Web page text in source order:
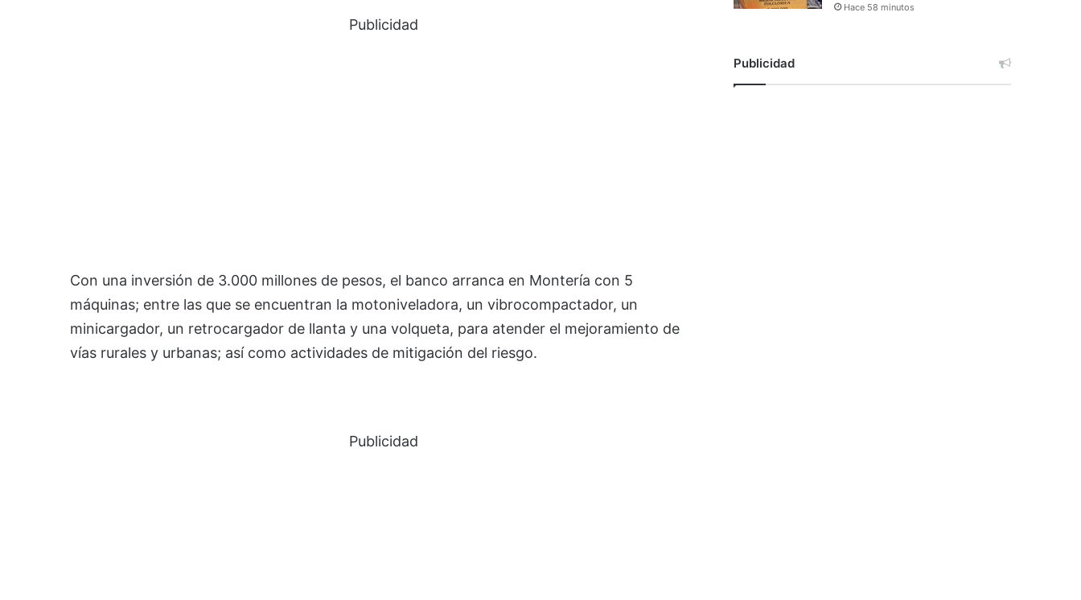
Publicidad
Con una inversión de 3.000 millones de pesos, el banco arranca en Montería con 5
máquinas; entre las que se encuentran la motoniveladora, un vibrocompactador, un
minicargador, un retrocargador de llanta y una volqueta, para atender el mejoramiento de
vías rurales y urbanas; así como actividades de mitigación del riesgo.
Publicidad
Hace 58 minutos
Publicidad